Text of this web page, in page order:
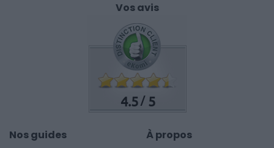
Vos avis
4.5 /5
Nos guides À propos